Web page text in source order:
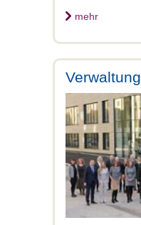
mehr
Verwaltung